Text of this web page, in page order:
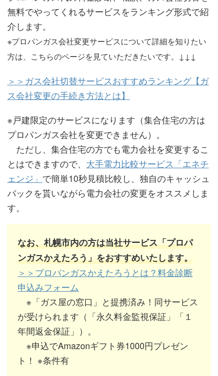
無料でやってくれるサービスをランキング形式で紹
介します。
※プロパンガス会社変更サービスについて詳細を知りたい
方は、こちらのページを見ていただきたいです。↓↓↓
＞＞ガス会社切替サービスおすすめランキング【ガ
ス会社変更の手続き方法とは】
※戸建限定のサービスになります（集合住宅の方は
プロパンガス会社を変更できません）。
ただし、集合住宅の方でも電力会社を変更するこ
とはできますので、 大手電力比較サービス「エネチ
ェンジ」 で簡単10秒見積比較し、独自のキャッシュ
バックを貰いながら電力会社の変更をオススメしま
す。
なお、札幌市内の方は当社サービス「プロパ
ンガスかえたろう」をおすすめいたします。
＞＞プロパンガスかえたろうとは？料金診断
申込みフォーム
※「ガス屋の窓口」と提携済み！同サービス
が受けられます（「永久料金監視保証」「１
年間返金保証」）。
※申込でAmazonギフト券1000円プレゼン
ト！ ※条件有